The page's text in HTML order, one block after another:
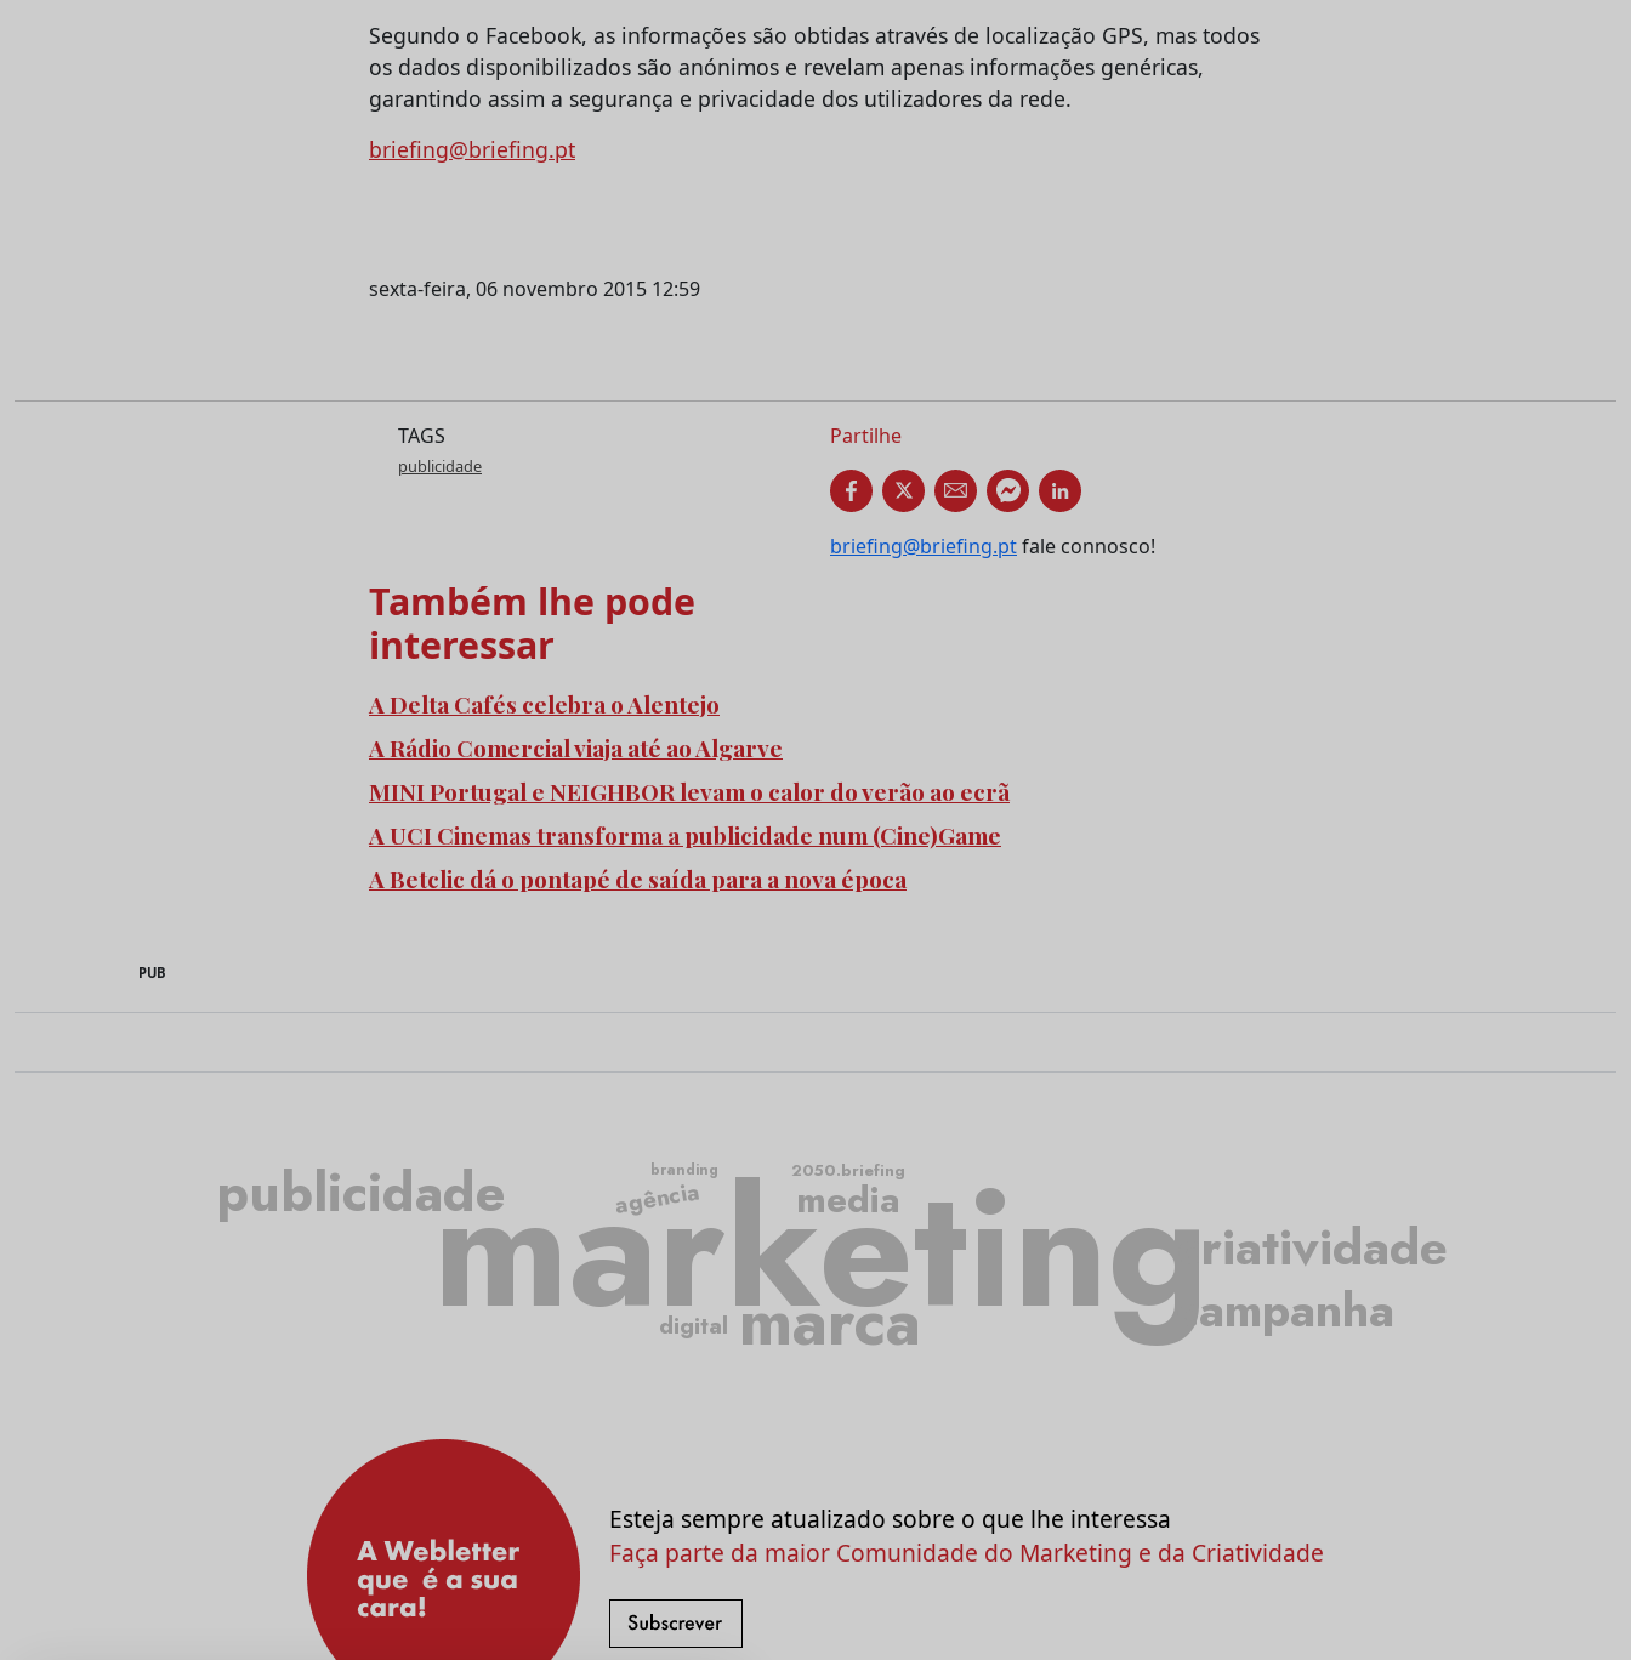
Segundo o Facebook, as informações são obtidas através de localização GPS, mas todos
os dados disponibilizados são anónimos e revelam apenas informações genéricas,
garantindo assim a segurança e privacidade dos utilizadores da rede.
briefing@briefing.pt
sexta-feira, 06 novembro 2015 12:59
TAGS
publicidade
Partilhe
briefing@briefing.ptfale connosco!
Também lhe pode
interessar
A Delta Cafés celebra o Alentejo
A Rádio Comercial viaja até ao Algarve
MINI Portugal e NEIGHBOR levam o calor do verão ao ecrã
A UCI Cinemas transforma a publicidade num (Cine)Game
A Betclic dá o pontapé de saída para a nova época
PUB
marketing
publicidade
marca
criatividade
campanha
media
agência
digital
2050.briefing
branding
Esteja sempre atualizado sobre o que lhe interessa
Faça parte da maior Comunidade do Marketing e da Criatividade